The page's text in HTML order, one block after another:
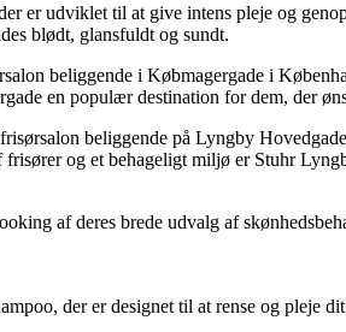
er udviklet til at give intens pleje og
blødt, glansfuldt og sundt.
beliggende i Købmagergade i
en populær destination for dem, der
beliggende på Lyngby
frisører og et behageligt miljø er Stuhr
af deres brede udvalg af
der er designet til at rense og pleje